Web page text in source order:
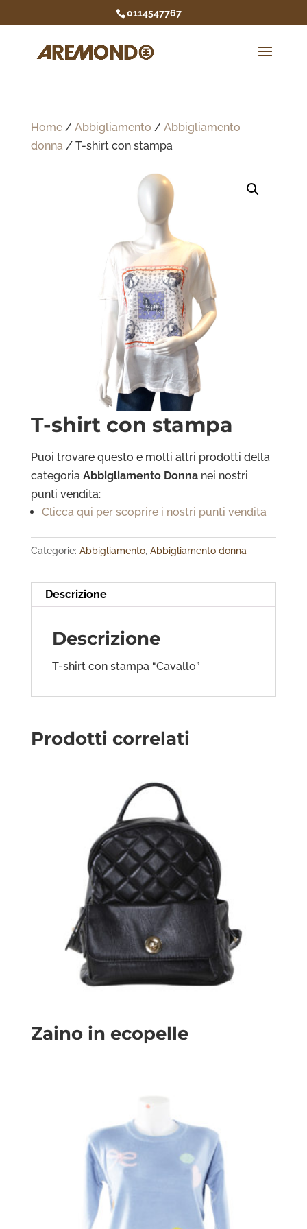
0114547767
Home/ Abbigliamento / Abbigliamento
donna/ T-shirt con stampa
T-shirt con stampa
Puoi trovare questo e molti altri prodotti della
categoria Abbigliamento Donna nei nostri
punti vendita:
Clicca qui per scoprire i nostri punti vendita
Categorie: Abbigliamento, Abbigliamento donna
Descrizione
Descrizione
T-shirt con stampa “Cavallo”
Prodotti correlati
Zaino in ecopelle